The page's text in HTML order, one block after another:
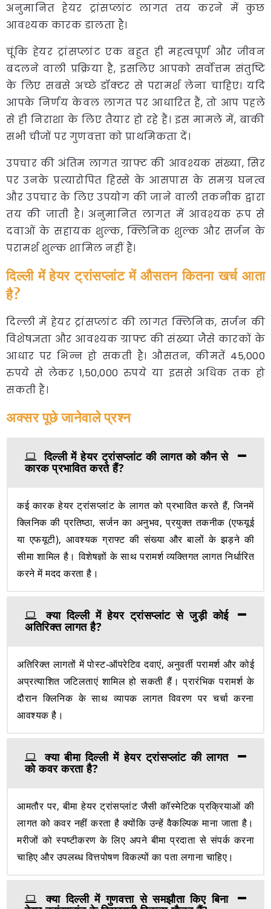
अनुमानित हेयर ट्रांसप्लांट लागत तय करने में कुछ
आवश्यक कारक डालता है।
चूंकि हेयर ट्रांसप्लांट एक बहुत ही महत्वपूर्ण और जीवन
बदलने वाली प्रक्रिया है, इसलिए आपको सर्वोत्तम संतुष्टि
के लिए सबसे अच्छे डॉक्टर से परामर्श लेना चाहिए। यदि
आपके निर्णय केवल लागत पर आधारित हैं, तो आप पहले
से ही निराशा के लिए तैयार हो रहे हैं। इस मामले में, बाकी
सभी चीजों पर गुणवत्ता को प्राथमिकता दें।
उपचार की अंतिम लागत ग्राफ्ट की आवश्यक संख्या, सिर
पर उनके प्रत्यारोपित हिस्से के आसपास के समग्र घनत्व
और उपचार के लिए उपयोग की जाने वाली तकनीक द्वारा
तय की जाती है। अनुमानित लागत में आवश्यक रूप से
दवाओं के सहायक शुल्क, क्लिनिक शुल्क और सर्जन के
परामर्श शुल्क शामिल नहीं हैं।
दिल्ली में हेयर ट्रांसप्लांट में औसतन कितना खर्च आता
है?
दिल्ली में हेयर ट्रांसप्लांट की लागत क्लिनिक, सर्जन की
विशेषज्ञता और आवश्यक ग्राफ्ट की संख्या जैसे कारकों के
आधार पर भिन्न हो सकती है। औसतन, कीमतें 45,000
रुपये से लेकर 1,50,000 रुपये या इससे अधिक तक हो
सकती हैं।
अक्सर पूछे जानेवाले प्रश्न
दिल्ली में हेयर ट्रांसप्लांट की लागत को कौन से
कारक प्रभावित करते हैं?
कई कारक हेयर ट्रांसप्लांट के लागत को प्रभावित करते हैं, जिनमें
क्लिनिक की प्रतिष्ठा, सर्जन का अनुभव, प्रयुक्त तकनीक (एफयूई
या एफयूटी), आवश्यक ग्राफ्ट की संख्या और बालों के झड़ने की
सीमा शामिल है। विशेषज्ञों के साथ परामर्श व्यक्तिगत लागत निर्धारित
करने में मदद करता है।
क्या दिल्ली में हेयर ट्रांसप्लांट से जुड़ी कोई
अतिरिक्त लागत है?
अतिरिक्त लागतों में पोस्ट-ऑपरेटिव दवाएं, अनुवर्ती परामर्श और कोई
अप्रत्याशित जटिलताएं शामिल हो सकती हैं। प्रारंभिक परामर्श के
दौरान क्लिनिक के साथ व्यापक लागत विवरण पर चर्चा करना
आवश्यक है।
क्या बीमा दिल्ली में हेयर ट्रांसप्लांट की लागत
को कवर करता है?
आमतौर पर, बीमा हेयर ट्रांसप्लांट जैसी कॉस्मेटिक प्रक्रियाओं की
लागत को कवर नहीं करता है क्योंकि उन्हें वैकल्पिक माना जाता है।
मरीजों को स्पष्टीकरण के लिए अपने बीमा प्रदाता से संपर्क करना
चाहिए और उपलब्ध वित्तपोषण विकल्पों का पता लगाना चाहिए।
क्या दिल्ली में गुणवत्ता से समझौता किए बिना